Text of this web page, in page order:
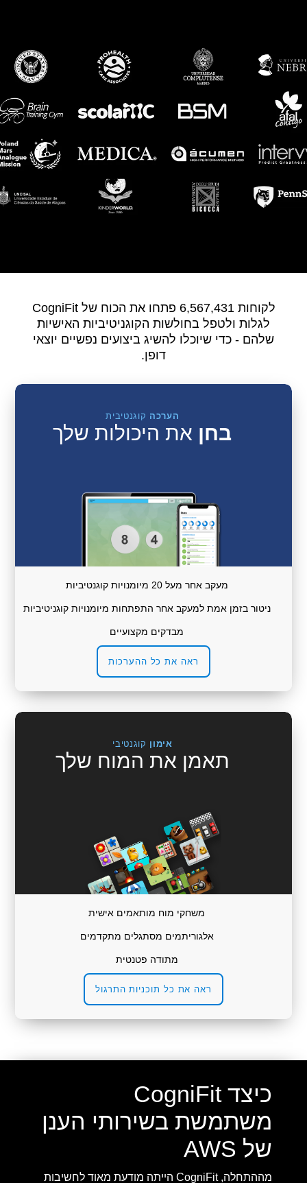
לקוחות 6,567,431 פתחו את הכוח של CogniFit
לגלות ולטפל בחולשות הקוגניטיביות האישיות
שלהם - כדי שיוכלו להשיג ביצועים נפשיים יוצאי
דופן.
הערכה קוגנטיבית
בחן את היכולות שלך
ראה את כל ההערכות
מעקב אחר מעל 20 מיומנויות קוגנטיביות
ניטור בזמן אמת למעקב אחר התפתחות מיומנויות קוגניטיביות
מבדקים מקצועיים
אימון קוגנטיבי
תאמן את המוח שלך
ראה את כל תוכניות התרגול
משחקי מוח מותאמים אישית
אלגוריתמים מסתגלים מתקדמים
מתודה פטנטית
כיצד CogniFit
משתמשת בשירותי הענן
של AWS
מההתחלה, CogniFit הייתה מודעת מאוד לחשיבות